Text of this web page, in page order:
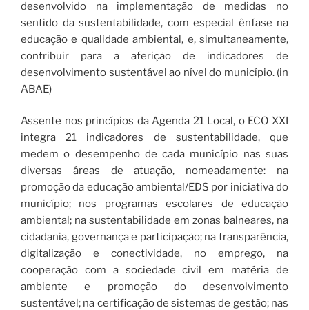
desenvolvido na implementação de medidas no
sentido da sustentabilidade, com especial ênfase na
educação e qualidade ambiental, e, simultaneamente,
contribuir para a aferição de indicadores de
desenvolvimento sustentável ao nível do município. (in
ABAE)
Assente nos princípios da Agenda 21 Local, o ECO XXI
integra 21 indicadores de sustentabilidade, que
medem o desempenho de cada município nas suas
diversas áreas de atuação, nomeadamente: na
promoção da educação ambiental/EDS por iniciativa do
município; nos programas escolares de educação
ambiental; na sustentabilidade em zonas balneares, na
cidadania, governança e participação; na transparência,
digitalização e conectividade, no emprego, na
cooperação com a sociedade civil em matéria de
ambiente e promoção do desenvolvimento
sustentável; na certificação de sistemas de gestão; nas